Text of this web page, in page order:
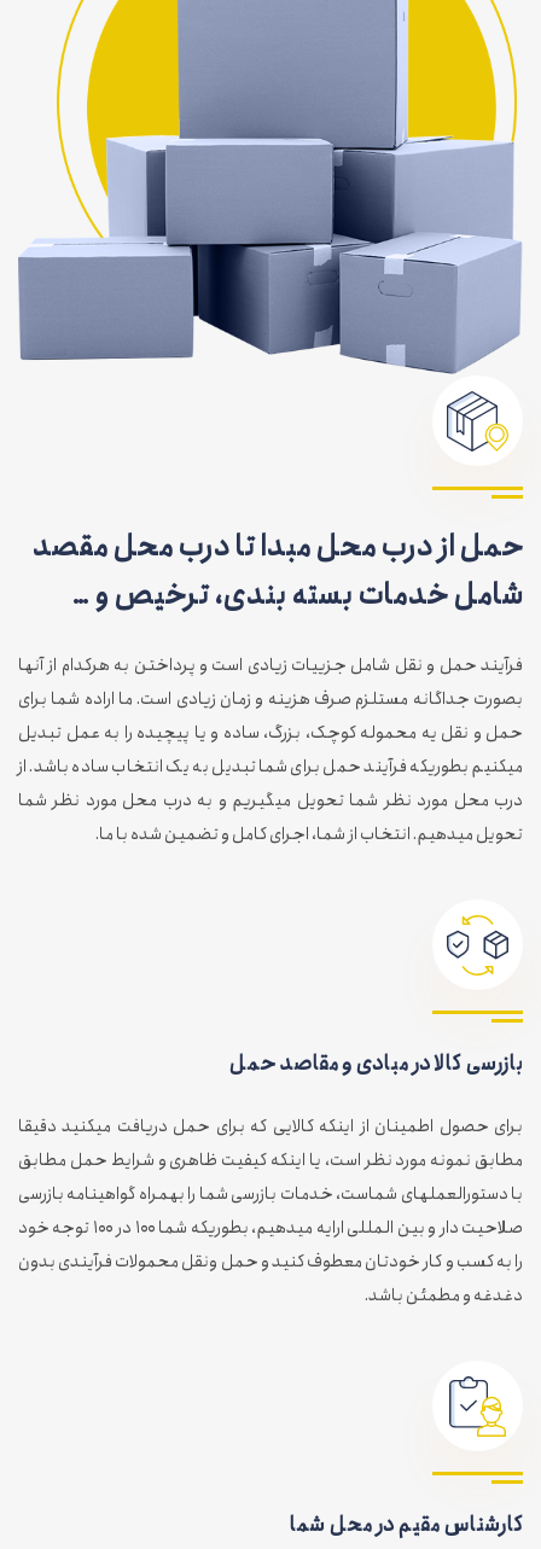
حمل از درب محل مبدا تا درب محل مقصد
شامل خدمات بسته بندی، ترخیص و …
فرآیند حمل و نقل شامل جزییات زیادی است و پرداختن به هرکدام از آنها
بصورت جداگانه مستلزم صرف هزینه و زمان زیادی است. ما اراده شما برای
حمل و نقل یه محموله کوچک، بزرگ، ساده و یا پیچیده را به عمل تبدیل
میکنیم بطوریکه فرآیند حمل برای شما تبدیل به یک انتخاب ساده باشد. از
درب محل مورد نظر شما تحویل میگیریم و به درب محل مورد نظر شما
تحویل میدهیم. انتخاب از شما، اجرای کامل و تضمین شده با ما.
بازرسی کالا در مبادی و مقاصد حمل
برای حصول اطمینان از اینکه کالایی که برای حمل دریافت میکنید دقیقا
مطابق نمونه مورد نظر است، یا اینکه کیفیت ظاهری و شرایط حمل مطابق
با دستورالعملهای شماست، خدمات بازرسی شما را بهمراه گواهینامه بازرسی
صلاحیت دار و بین المللی ارایه میدهیم، بطوریکه شما ۱۰۰ در ۱۰۰ توجه خود
را به کسب و کار خودتان معطوف کنید و حمل ونقل محمولات فرآیندی بدون
دغدغه و مطمئن باشد.
کارشناس مقیم در محل شما